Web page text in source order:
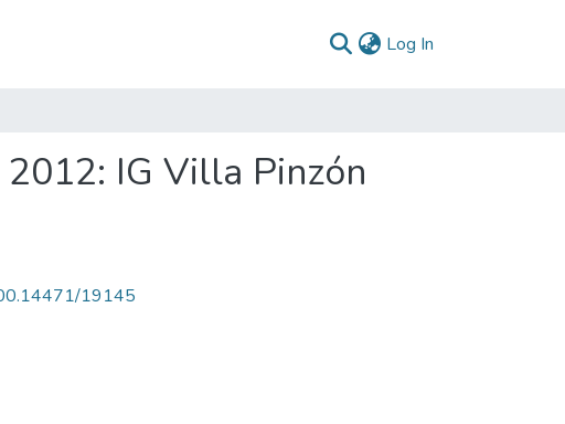
Log In
IG Villa Pinzón
19145